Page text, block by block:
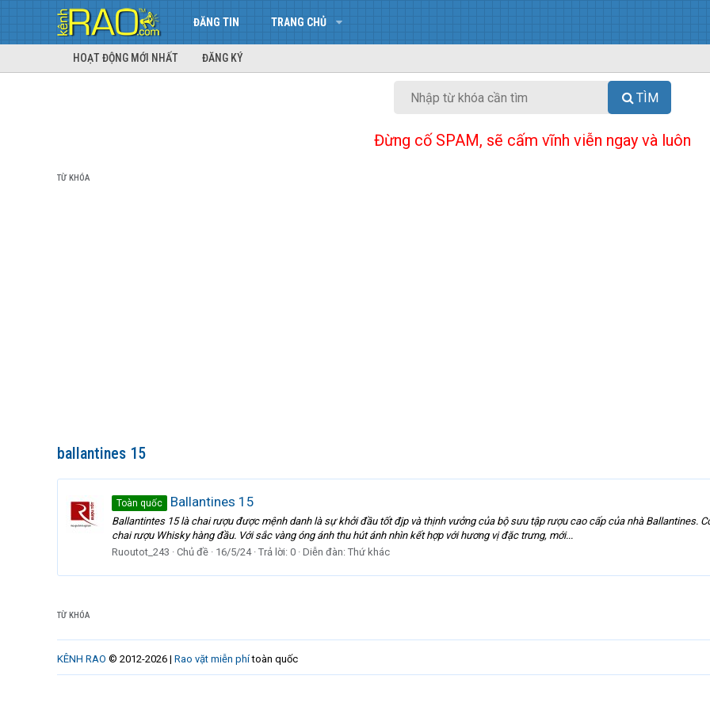
ĐĂNG TIN TRANG CHỦ
HOẠT ĐỘNG MỚI NHẤT ĐĂNG KÝ
TÌM
Đừng cố SPAM, sẽ cấm vĩnh viễn ngay và luôn
TỪ KHÓA
ballantines 15
Toàn quốc Ballantines 15
Ballantintes 15 là chai rượu được mệnh danh là sự khởi đầu tốt đjp và thịnh vưởng của bộ sưu tập rượu cao cấp của nhà Ballantines.
chai rượu Whisky hàng đầu. Với sắc vàng óng ánh thu hút ánh nhìn kết hợp với hương vị đặc trưng, mới...
Ruoutot_243
Chủ đề 16/5/24 Trả lời: 0 Diễn đàn: Thứ khác
TỪ KHÓA
KÊNH RAO © 2012-2026 | Rao vặt miễn phítoàn quốc